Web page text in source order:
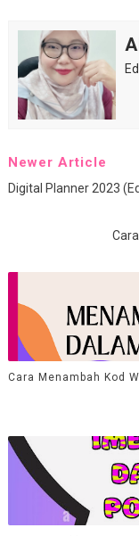
Newer Article
Digital Planner 2023
Cara Menambah Kod